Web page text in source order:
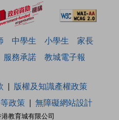
中學生 小學生
家長
服務承諾 教城電子報
教育城有限公司
版權及知識產權政策
政策 無障礙網站設計